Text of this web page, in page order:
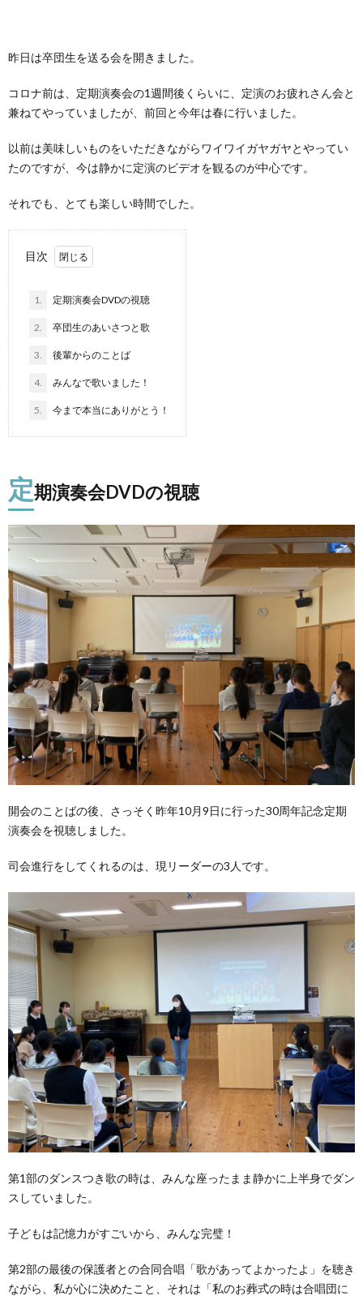
シ
昨日は卒団生を送る会を開きました。
コロナ前は、定期演奏会の1週間後くらいに、定演のお疲れさん会と
兼ねてやっていましたが、前回と今年は春に行いました。
以前は美味しいものをいただきながらワイワイガヤガヤとやってい
たのですが、今は静かに定演のビデオを観るのが中心です。
それでも、とても楽しい時間でした。
目次
1. 定期演奏会DVDの視聴
2. 卒団生のあいさつと歌
3. 後輩からのことば
4. みんなで歌いました！
5. 今まで本当にありがとう！
定期演奏会DVDの視聴
開会のことばの後、さっそく昨年10月9日に行った30周年記念定期
演奏会を視聴しました。
司会進行をしてくれるのは、現リーダーの3人です。
第1部のダンスつき歌の時は、みんな座ったまま静かに上半身でダン
スしていました。
子どもは記憶力がすごいから、みんな完璧！
第2部の最後の保護者との合同合唱「歌があってよかったよ」を聴き
ながら、私が心に決めたこと、それは「私のお葬式の時は合唱団に